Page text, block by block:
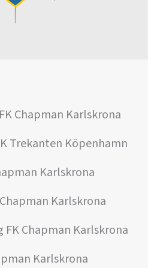
Chapman Karlskrona
Trekanten Köpenhamn
Karlskrona
Karlskrona
FK Chapman Karlskrona
Karlskrona